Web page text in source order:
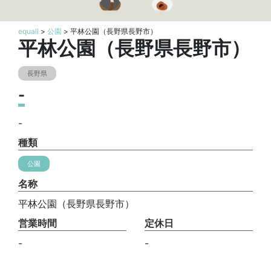
equall > 公園 > 平林公園（長野県長野市）
平林公園（長野県長野市）
長野県
-
-
種類
公園
名称
平林公園（長野県長野市）
営業時間
-
定休日
-